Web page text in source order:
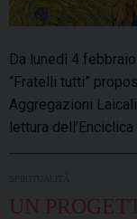
Da lunedì 4
“Fratelli tutti”
Aggregazioni
lettura
UN